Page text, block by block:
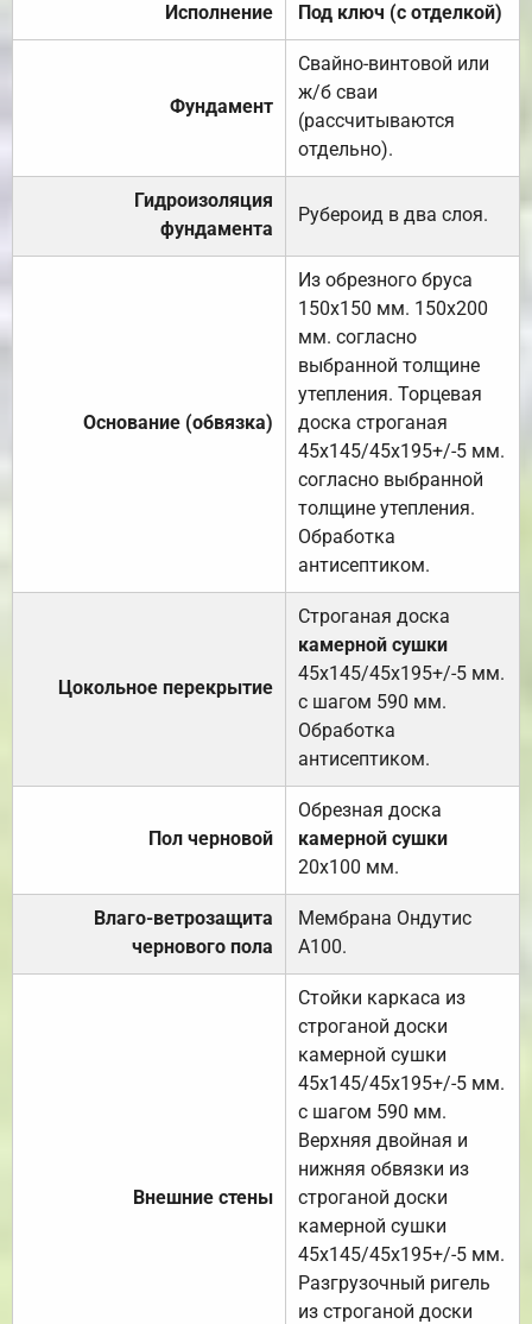
Исполнение Под ключ (с отделкой)
Фундамент
Свайно-винтовой или
ж/б сваи
(рассчитываются
отдельно).
Гидроизоляция
фундамента
Рубероид в два слоя.
Основание (обвязка)
Из обрезного бруса
150х150 мм. 150х200
мм. согласно
выбранной толщине
утепления. Торцевая
доска строганая
45х145/45х195+/-5 мм.
согласно выбранной
толщине утепления.
Обработка
антисептиком.
Цокольное перекрытие
Строганая доска
камерной сушки
45х145/45х195+/-5 мм.
с шагом 590 мм.
Обработка
антисептиком.
Пол черновой
Обрезная доска
камерной сушки
20х100 мм.
Влаго-ветрозащита
чернового пола
Мембрана Ондутис
А100.
Внешние стены
Стойки каркаса из
строганой доски
камерной сушки
45х145/45х195+/-5 мм.
с шагом 590 мм.
Верхняя двойная и
нижняя обвязки из
строганой доски
камерной сушки
45х145/45х195+/-5 мм.
Разгрузочный ригель
из строганой доски